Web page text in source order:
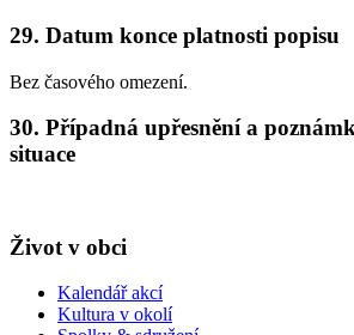
29. Datum konce platnosti popisu
Bez časového omezení.
30. Případná upřesnění a
situace
Život v obci
Kalendář akcí
Kultura v okolí